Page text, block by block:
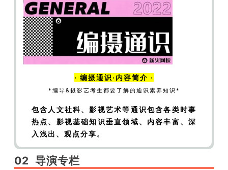
垂直领域、内容丰富、深入浅出、观点分享
【编摄通识】电影从何而来|探索电影起源
摄通识】电影从何而来|前期筹备都做些什么
【编摄通识】电影从何而来|摄影组的前期筹备
【编摄通识】电影从何而来|美术录音后期的前
期筹备 【编摄通识】电影从何而来|拍摄阶段的
行
· 编摄通识·内容简介 ·
*编导&摄影艺考生都要了解的通识素养知识*
包含人文社科、影视艺术等通识包含各类时事
热点、影视基础知识垂直领域、内容丰富、深
入浅出、观点分享。
02 导演专栏